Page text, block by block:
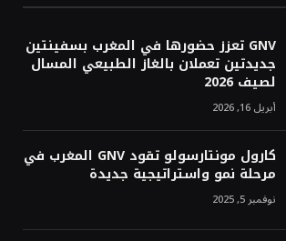
GNV تعزز حضورها في المغرب بسفينتين
جديدتين تعملان بالغاز الطبيعي المسال
لصيف 2026
أبريل 16, 2026
كارول مونتارسولو تقود GNV المغرب في
مرحلة نمو واستراتيجية جديدة
نوفمبر 5, 2025